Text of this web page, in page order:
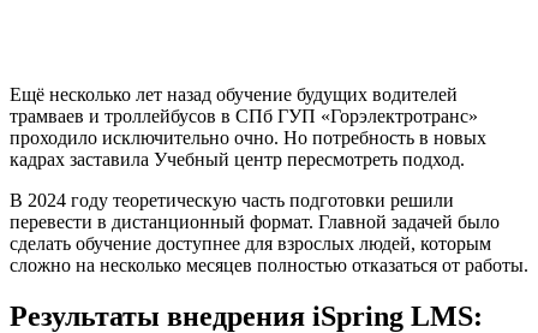
Ещё несколько лет назад обучение будущих водителей
трамваев и троллейбусов в СПб ГУП «Горэлектротранс»
проходило исключительно очно. Но потребность в новых
кадрах заставила Учебный центр пересмотреть подход.
В 2024 году теоретическую часть подготовки решили
перевести в дистанционный формат. Главной задачей было
сделать обучение доступнее для взрослых людей, которым
сложно на несколько месяцев полностью отказаться от работы.
Результаты внедрения iSpring LMS: